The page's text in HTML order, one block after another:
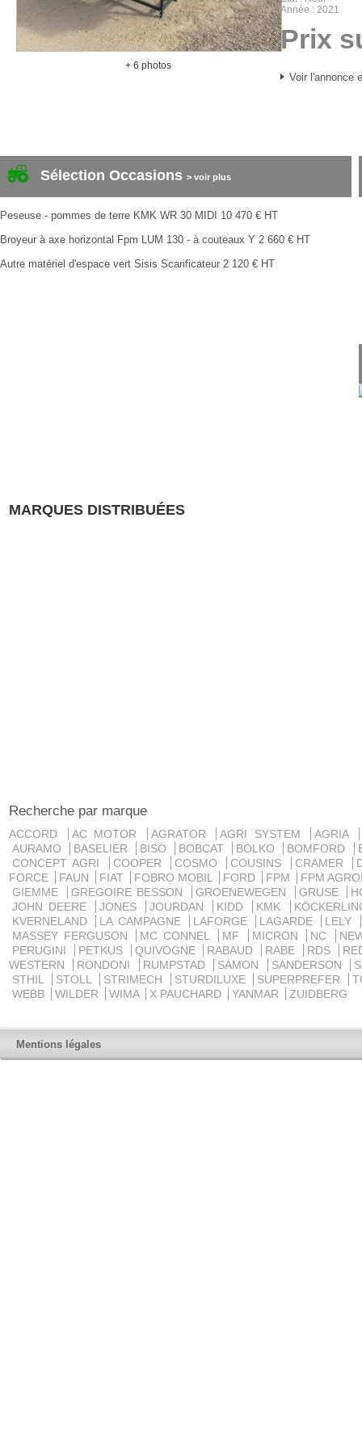
+ 6 photos
Année
2021
Prix
Voir l'annonce
Sélection Occasions > voir plus
Peseuse - pommes de terre KMK WR 30 MIDI 10 470 € HT
Broyeur à axe horizontal Fpm LUM 130 - à couteaux Y 2 660 € HT
Autre matériel d'espace vert Sisis Scarificateur 2 120 € HT
MARQUES DISTRIBUÉES
Recherche par marque
ACCORD AC MOTOR AGRATOR AGRI SYSTEM
AGRIA
AURAMO
BASELIER BISO BOBCAT BOLKO BOMFORD
CONCEPT AGRI
COOPER COSMO COUSINS CRAMER
FORCE
FAUN FIAT FOBRO MOBIL FORD FPM
FPM
GIEMME
GREGOIRE BESSON GROENEWEGEN GRUSE
JOHN DEERE
JONES JOURDAN KIDD KMK
KVERNELAND
LA CAMPAGNE LAFORGE LAGARDE
LELY
MASSEY FERGUSON
MC CONNEL MF MICRON NC
PERUGINI
PETKUS QUIVOGNE RABAUD RABE RDS
WESTERN
RONDONI RUMPSTAD SAMON SANDERSON
STHIL
STOLL STRIMECH STURDILUXE SUPERPREFER
WEBB
WILDER WIMA X PAUCHARD YANMAR ZUIDBERG
Mentions légales